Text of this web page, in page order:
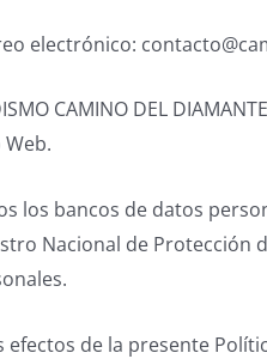
electrónico:
CAMINO DEL
los bancos de datos
Nacional de Protección
efectos de la presente